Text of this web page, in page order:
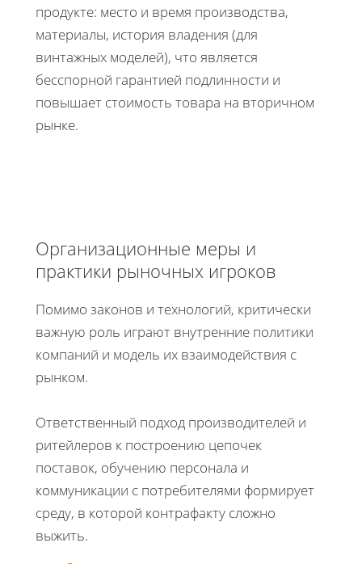
продукте: место и время производства,
материалы, история владения (для
винтажных моделей), что является
бесспорной гарантией подлинности и
повышает стоимость товара на вторичном
рынке.
Организационные меры и
практики рыночных игроков
Помимо законов и технологий, критически
важную роль играют внутренние политики
компаний и модель их взаимодействия с
рынком.
Ответственный подход производителей и
ритейлеров к построению цепочек
поставок, обучению персонала и
коммуникации с потребителями формирует
среду, в которой контрафакту сложно
выжить.